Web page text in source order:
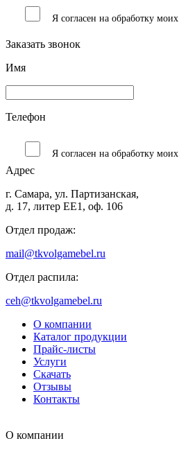
Я согласен на обработку моих
Заказать звонок
Имя
Телефон
Я согласен на обработку моих
Адрес
г. Самара, ул. Партизанская,
д. 17, литер ЕЕ1, оф. 106
Отдел продаж:
mail@tkvolgamebel.ru
Отдел распила:
ceh@tkvolgamebel.ru
О компании
Каталог продукции
Прайс-листы
Услуги
Скачать
Отзывы
Контакты
О компании